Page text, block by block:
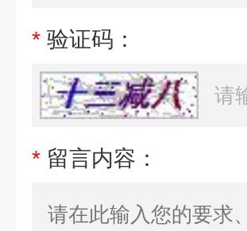
* 验证码：
* 留言内容：